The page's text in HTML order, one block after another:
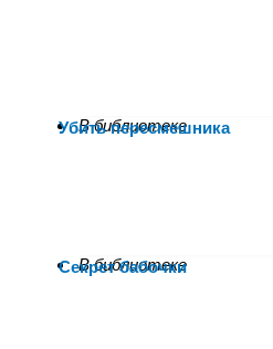
В библиотеке
Убить пересмешника
В библиотеке
Секрет бабочки